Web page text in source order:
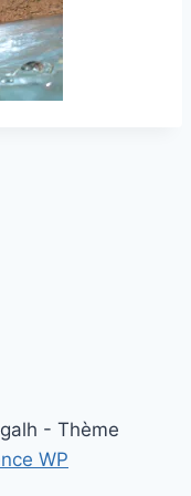
- Thème
WP